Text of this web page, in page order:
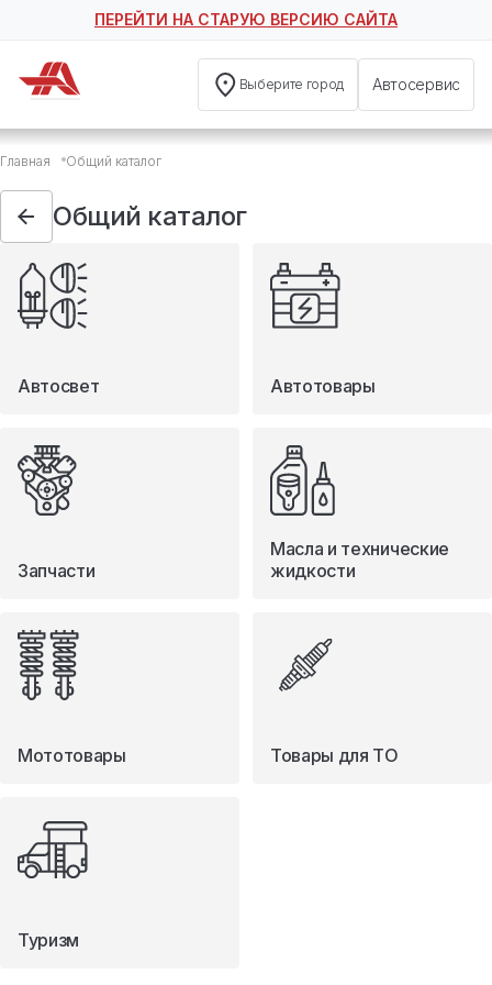
ПЕРЕЙТИ НА СТАРУЮ ВЕРСИЮ САЙТА
Выберите город Автосервис
Общий каталог
Автосвет
Автотовары
Запчасти
Масла и технические жидкости
Мототовары
Туризм
Главная Общий каталог
Общий каталог
Автосвет Автотовары
Запчасти
Масла и технические
жидкости
Мототовары Товары для ТО
Туризм